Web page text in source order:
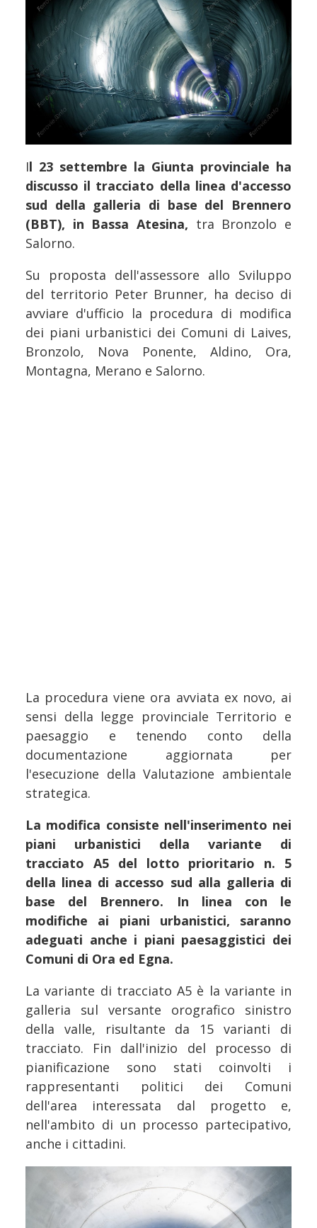
Il 23 settembre la Giunta provinciale ha
discusso il tracciato della linea d'accesso
sud della galleria di base del Brennero
(BBT), in Bassa Atesina, tra Bronzolo e
Salorno.
Su proposta dell'assessore allo Sviluppo
del territorio Peter Brunner, ha deciso di
avviare d'ufficio la procedura di modifica
dei piani urbanistici dei Comuni di Laives,
Bronzolo, Nova Ponente, Aldino, Ora,
Montagna, Merano e Salorno.
La procedura viene ora avviata ex novo, ai
sensi della legge provinciale Territorio e
paesaggio e tenendo conto della
documentazione aggiornata per
l'esecuzione della Valutazione ambientale
strategica.
La modifica consiste nell'inserimento nei
piani urbanistici della variante di
tracciato A5 del lotto prioritario n. 5
della linea di accesso sud alla galleria di
base del Brennero. In linea con le
modifiche ai piani urbanistici, saranno
adeguati anche i piani paesaggistici dei
Comuni di Ora ed Egna.
La variante di tracciato A5 è la variante in
galleria sul versante orografico sinistro
della valle, risultante da 15 varianti di
tracciato. Fin dall'inizio del processo di
pianificazione sono stati coinvolti i
rappresentanti politici dei Comuni
dell'area interessata dal progetto e,
nell'ambito di un processo partecipativo,
anche i cittadini.